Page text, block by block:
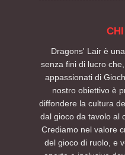
Dragons' Lair è
senza fini di lucro
appassionati di
nostro obiettivo è
diffondere la cultura
dal gioco da tavolo al
Crediamo nel valore
del gioco di ruolo, e